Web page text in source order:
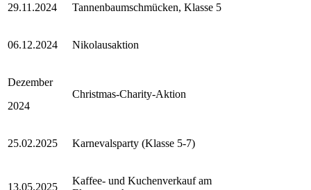
29.11.2024 Tannenbaumschmücken, Klasse 5
06.12.2024 Nikolausaktion
Dezember
2024
Christmas-Charity-Aktion
25.02.2025 Karnevalsparty (Klasse 5-7)
13.05.2025
Kaffee- und Kuchenverkauf am